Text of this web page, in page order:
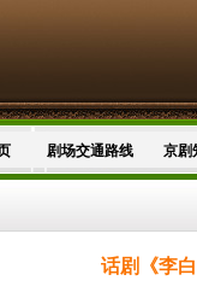
剧场交通路线 京剧
话剧《李